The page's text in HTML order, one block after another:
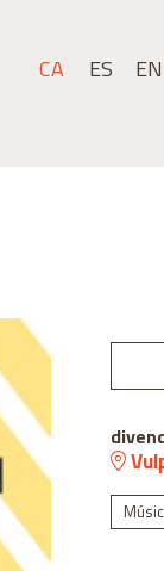
CA ES EN
facebook